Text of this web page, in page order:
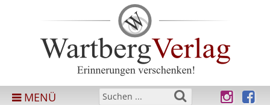
MENÜ